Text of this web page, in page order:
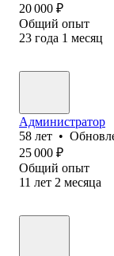
20 000 ₽
Общий опыт
23 года 1 месяц
Администратор
58 лет •
25 000 ₽
Общий опыт
11 лет 2 месяца